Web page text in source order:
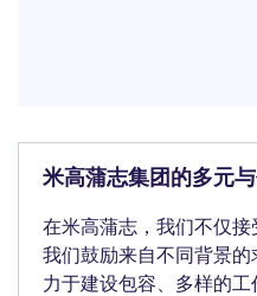
米高蒲志集团的多元
在米高蒲志，我们不仅接
我们鼓励来自不同背景
力于建设包容、多样的